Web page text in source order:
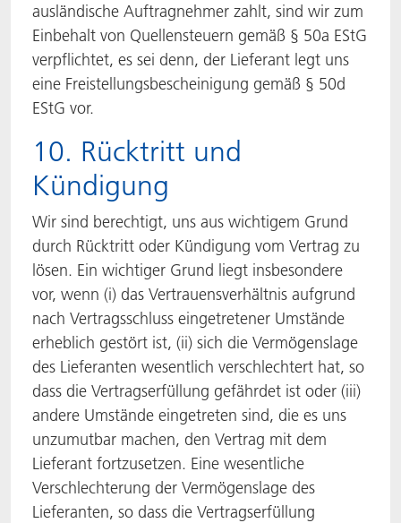
ausländische Auftragnehmer zahlt, sind wir zum
Einbehalt von Quellensteuern gemäß § 50a EStG
verpflichtet, es sei denn, der Lieferant legt uns
eine Freistellungsbescheinigung gemäß § 50d
EStG vor.
10. Rücktritt und
Kündigung
Wir sind berechtigt, uns aus wichtigem Grund
durch Rücktritt oder Kündigung vom Vertrag zu
lösen. Ein wichtiger Grund liegt insbesondere
vor, wenn (i) das Vertrauensverhältnis aufgrund
nach Vertragsschluss eingetretener Umstände
erheblich gestört ist, (ii) sich die Vermögenslage
des Lieferanten wesentlich verschlechtert hat, so
dass die Vertragserfüllung gefährdet ist oder (iii)
andere Umstände eingetreten sind, die es uns
unzumutbar machen, den Vertrag mit dem
Lieferant fortzusetzen. Eine wesentliche
Verschlechterung der Vermögenslage des
Lieferanten, so dass die Vertragserfüllung